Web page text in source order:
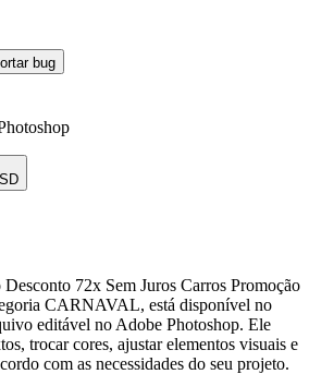
bug
72x Sem Juros Carros Promoção
CARNAVAL, está disponível no
editável no Adobe Photoshop. Ele
trocar cores, ajustar elementos visuais e
com as necessidades do seu projeto.